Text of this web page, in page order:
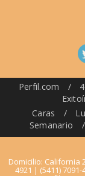
Perfil.com /
Caras
/
Semanario
/
Domicilio: California
4921 | (5411)